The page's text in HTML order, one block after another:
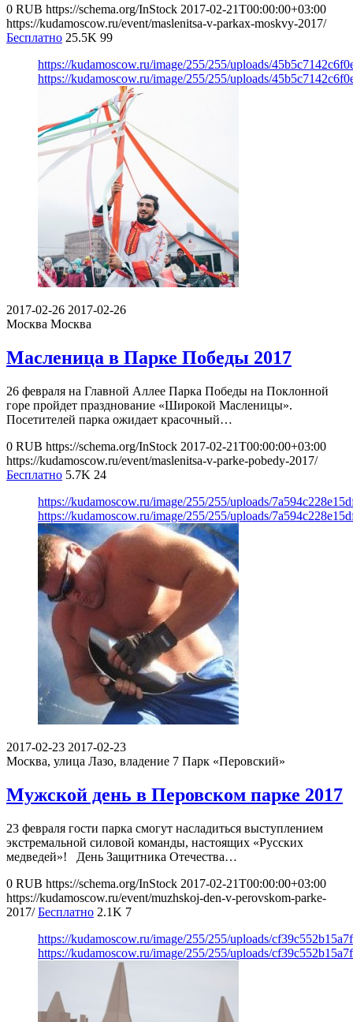
0 RUB https://schema.org/InStock 2017-02-21T00:00:00+03:00
https://kudamoscow.ru/event/maslenitsa-v-parkax-moskvy-2017/
Бесплатно 25.5K 99
https://kudamoscow.ru/image/255/255/uploads/
https://kudamoscow.ru/image/255/255/uploads/
2017-02-26 2017-02-26
Москва Москва
Масленица в Парке Победы 2017
26 февраля на Главной Аллее Парка Победы на Поклонной
горе пройдет празднование «Широкой Масленицы».
Посетителей парка ожидает красочный…
0 RUB https://schema.org/InStock 2017-02-21T00:00:00+03:00
https://kudamoscow.ru/event/maslenitsa-v-parke-pobedy-2017/
Бесплатно 5.7K 24
https://kudamoscow.ru/image/255/255/uploads/
https://kudamoscow.ru/image/255/255/uploads/
2017-02-23 2017-02-23
Москва, улица Лазо, владение 7 Парк «Перовский»
Мужской день в Перовском парке 2017
23 февраля гости парка смогут насладиться выступлением
экстремальной силовой команды, настоящих «Русских
медведей»! День Защитника Отечества…
0 RUB https://schema.org/InStock 2017-02-21T00:00:00+03:00
https://kudamoscow.ru/event/muzhskoj-den-v-perovskom-parke-
2017/ Бесплатно 2.1K 7
https://kudamoscow.ru/image/255/255/uploads/
https://kudamoscow.ru/image/255/255/uploads/